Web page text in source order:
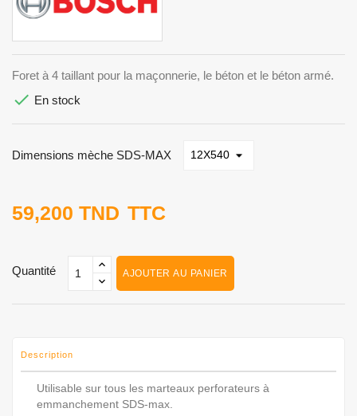
Foret à 4 taillant pour la maçonnerie, le béton et le béton armé.
 En stock
Dimensions mèche SDS-MAX
59,200 TND TTC
Quantité AJOUTER AU PANIER
Description
Utilisable sur tous les marteaux perforateurs à
emmanchement SDS-max.